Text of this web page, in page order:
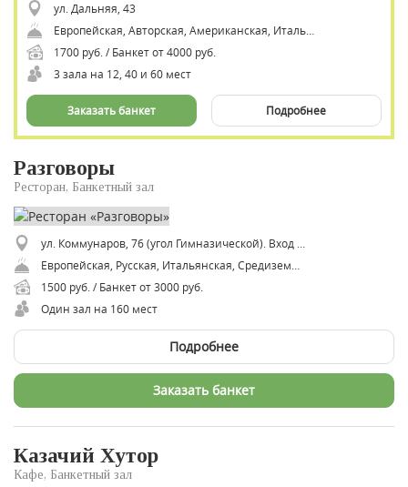
ул. Дальняя, 43
Европейская, Авторская, Американская, Итальянская, Средиземноморская
1700 руб. / Банкет от 4000 руб.
3 зала на 12, 40 и 60 мест
Подробнее
Заказать банкет
Разговоры
Ресторан, Банкетный зал
1500 руб. / Банкет от 3000 руб.
Один зал на 160 мест
Подробнее
Заказать банкет
Казачий Хутор
Кафе, Банкетный зал